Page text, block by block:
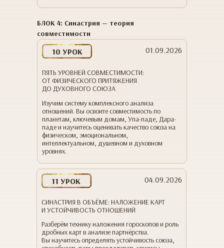
11 УРОК 04.09.2026
Разберём технику наложения гороскопов и роль
дробных карт в анализе партнёрства.
Вы научитесь определять устойчивость союза,
СИНАСТРИЯ В ОБЪЁМЕ: НАЛОЖЕНИЕ КАРТ
И УСТОЙЧИВОСТЬ ОТНОШЕНИЙ
10 УРОК 01.09.2026
Изучим систему комплексного анализа
отношений. Вы освоите совместимость по
планетам, ключевым домам, Упа-паде, Дара-
паде и научитесь оценивать качество союза на
физическом, эмоциональном,
интеллектуальном, душевном и духовном
уровнях.
ПЯТЬ УРОВНЕЙ СОВМЕСТИМОСТИ:
ОТ ФИЗИЧЕСКОГО ПРИТЯЖЕНИЯ
ДО ДУХОВНОГО СОЮЗА
БЛОК 4: Синастрия — теория
совместимости